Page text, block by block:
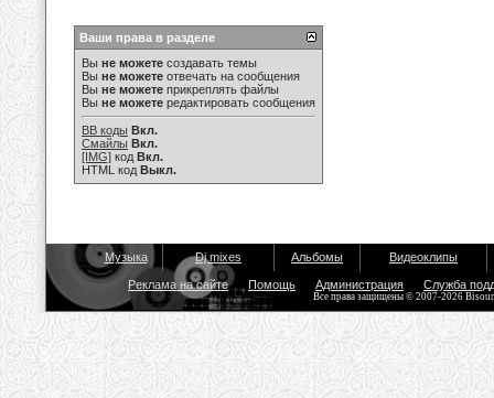
Ваши права в разделе
Вы не можете создавать темы
Вы не можете отвечать на сообщения
Вы не можете прикреплять файлы
Вы не можете редактировать сообщения
BB коды Вкл.
Смайлы Вкл.
[IMG] код Вкл.
HTML код Выкл.
Музыка Dj mixes Альбомы Видеоклипы
Реклама на сайте Помощь Администрация Служба
Все права защищены © 2007-2026